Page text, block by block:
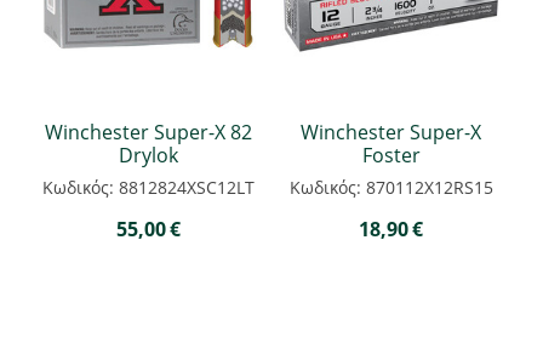
Winchester Super-X 82
Drylok
Κωδικός: 8812824XSC12LT
55,00€
Winchester Super-X
Foster
Κωδικός: 870112X12RS15
18,90€